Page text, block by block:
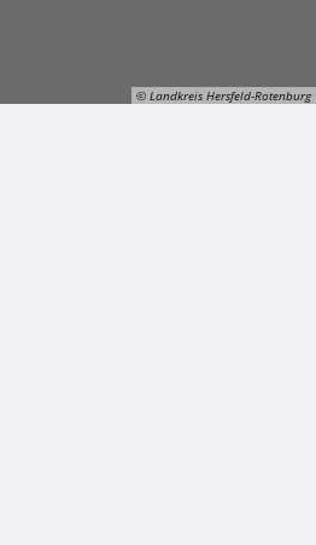
© Landkreis Hersfeld-Rotenburg